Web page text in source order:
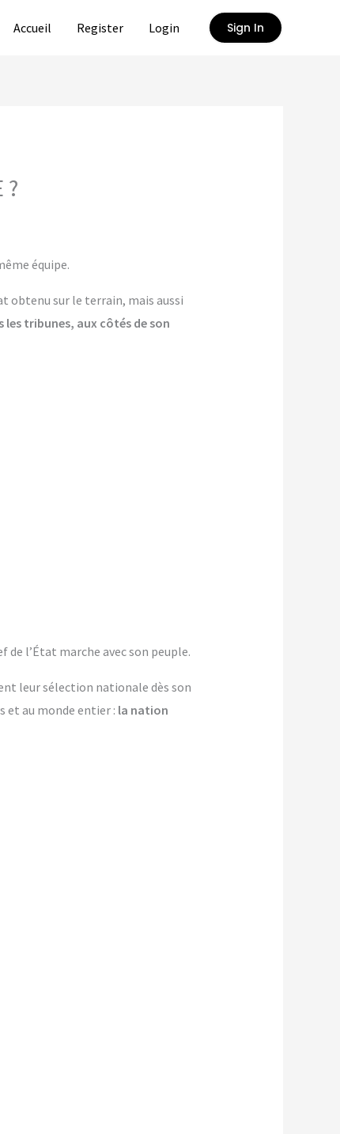
Accueil Register Login Sign In
?
équipe.
obtenu sur le terrain, mais aussi
les tribunes, aux côtés de son
l’État marche avec son peuple.
leur sélection nationale dès son
et au monde entier : la nation